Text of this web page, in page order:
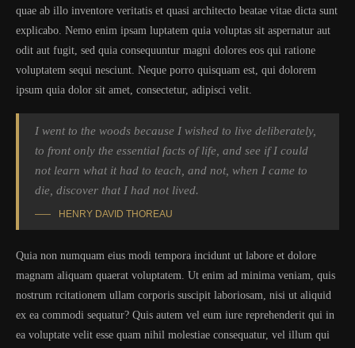
quae ab illo inventore veritatis et quasi architecto beatae vitae dicta sunt
explicabo. Nemo enim ipsam luptatem quia voluptas sit aspernatur aut
odit aut fugit, sed quia consequuntur magni dolores eos qui ratione
voluptatem sequi nesciunt. Neque porro quisquam est, qui dolorem
ipsum quia dolor sit amet, consectetur, adipisci velit.
I went to the woods because I wished to live deliberately,
to front only the essential facts of life, and see if I could
not learn what it had to teach, and not, when I came to
die, discover that I had not lived.
HENRY DAVID THOREAU
Quia non numquam eius modi tempora incidunt ut labore et dolore
magnam aliquam quaerat voluptatem. Ut enim ad minima veniam, quis
nostrum rcitationem ullam corporis suscipit laboriosam, nisi ut aliquid
ex ea commodi sequatur? Quis autem vel eum iure reprehenderit qui in
ea voluptate velit esse quam nihil molestiae consequatur, vel illum qui